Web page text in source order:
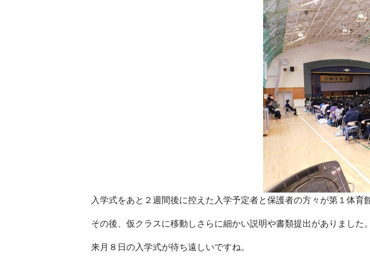
入学式をあと２週間後に控えた入学予定者と保護者の方々が第１体育
その後、仮クラスに移動しさらに細かい説明や書類提出がありました。
来月８日の入学式が待ち遠しいですね。